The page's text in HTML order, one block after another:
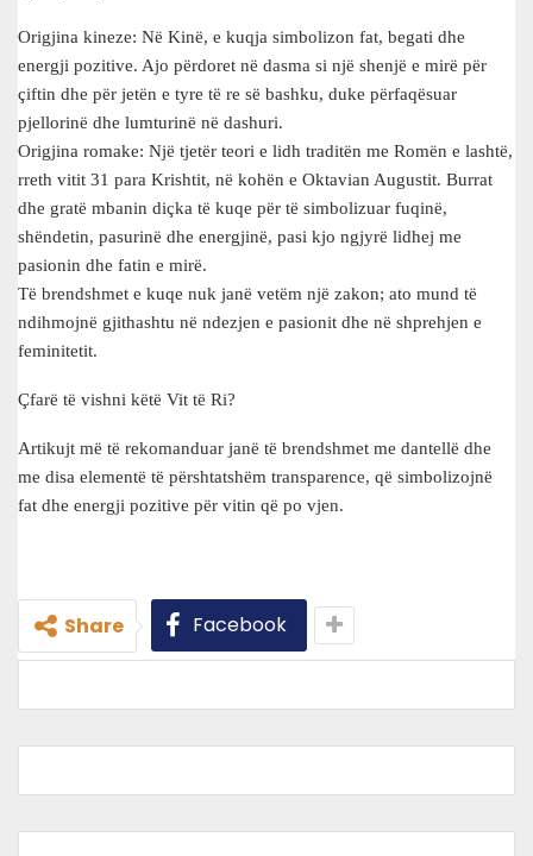
Origjina kineze: Në Kinë, e kuqja simbolizon fat, begati dhe
energji pozitive. Ajo përdoret në dasma si një shenjë e mirë për
çiftin dhe për jetën e tyre të re së bashku, duke përfaqësuar
pjellorinë dhe lumturinë në dashuri.
Origjina romake: Një tjetër teori e lidh traditën me Romën e lashtë,
rreth vitit 31 para Krishtit, në kohën e Oktavian Augustit. Burrat
dhe gratë mbanin diçka të kuqe për të simbolizuar fuqinë,
shëndetin, pasurinë dhe energjinë, pasi kjo ngjyrë lidhej me
pasionin dhe fatin e mirë.
Të brendshmet e kuqe nuk janë vetëm një zakon; ato mund të
ndihmojnë gjithashtu në ndezjen e pasionit dhe në shprehjen e
feminitetit.
Çfarë të vishni këtë Vit të Ri?
Artikujt më të rekomanduar janë të brendshmet me dantellë dhe
me disa elementë të përshtatshëm transparence, që simbolizojnë
fat dhe energji pozitive për vitin që po vjen.
Share Facebook